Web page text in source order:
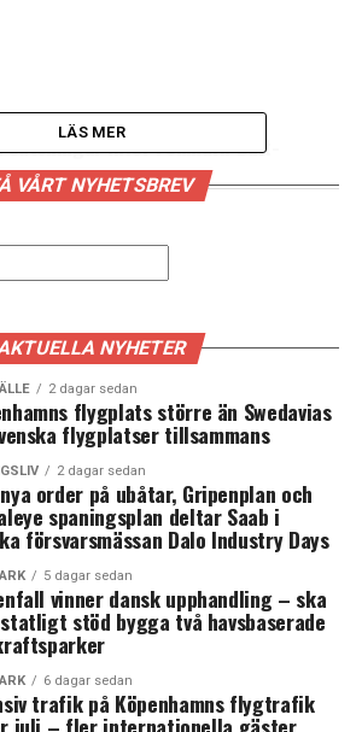
satsningar inför Fehmarn Bält-
satsar på att underlätta för den
Stenungsund ska vara klar för
LÄS MER
VÅRT NYHETSBREV
NYHETER
2 dagar sedan
flygplats större än Swedavias
flygplatser tillsammans
2 dagar sedan
order på ubåtar, Gripenplan och
spaningsplan deltar Saab i
försvarsmässan Dalo Industry Days
5 dagar sedan
vinner dansk upphandling – ska
stöd bygga två havsbaserade
6 dagar sedan
trafik på Köpenhamns flygtrafik
juli – fler internationella gäster